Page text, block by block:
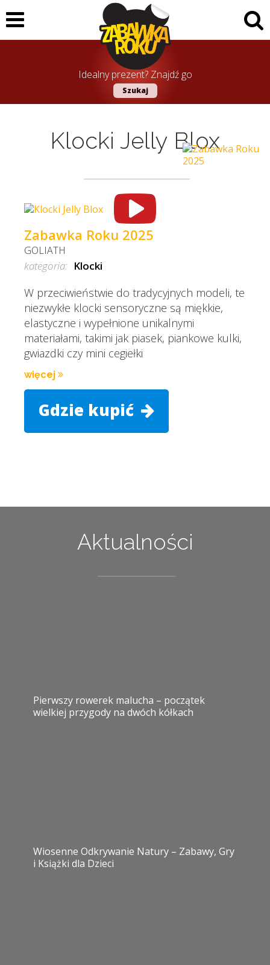
Idealny prezent? Znajdź go
Szukaj
Klocki Jelly Blox
Zabawka Roku 2025
GOLIATH
kategoria: Klocki
W przeciwieństwie do tradycyjnych modeli, te
niezwykłe klocki sensoryczne są miękkie,
elastyczne i wypełnione unikalnymi
materiałami, takimi jak piasek, piankowe kulki,
gwiazdki czy mini cegiełki
więcej
Gdzie kupić
Aktualności
Pierwszy rowerek malucha – początek
wielkiej przygody na dwóch kółkach
Wiosenne Odkrywanie Natury – Zabawy, Gry
i Książki dla Dzieci